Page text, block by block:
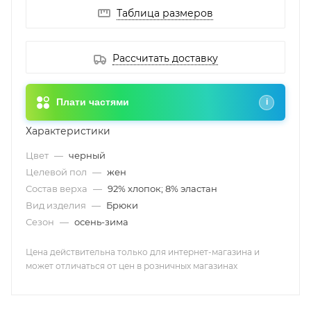
Таблица размеров
Рассчитать доставку
Плати частями i
Характеристики
Цвет — черный
Целевой пол — жен
Состав верха — 92% хлопок; 8% эластан
Вид изделия — Брюки
Сезон — осень-зима
Цена действительна только для интернет-магазина и
может отличаться от цен в розничных магазинах